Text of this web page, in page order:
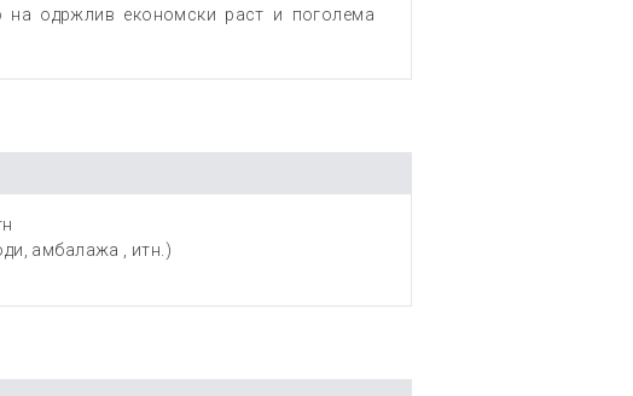
на одржлив економски раст и поголема
амбалажа , итн.)